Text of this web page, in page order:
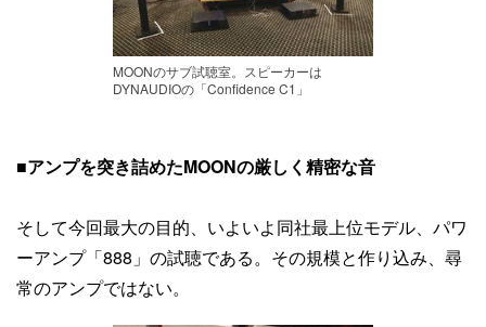
MOONのサブ試聴室。スピーカーは
DYNAUDIOの「Confidence C1」
■アンプを突き詰めたMOONの厳しく精密な音
そして今回最大の目的、いよいよ同社最上位モデル、パワ
ーアンプ「888」の試聴である。その規模と作り込み、尋
常のアンプではない。